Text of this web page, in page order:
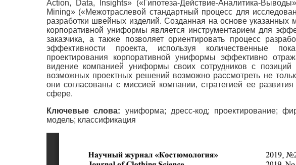
Action, Data, Insights» («Гипотеза-Действие-Аналитика-
Mining» («Межотраслевой стандартный процесс для
разработки швейных изделий. Созданная на основе указанных
корпоративной униформы является инструментарием для
заказчика, а также позволяет ориентировать процесс
эффективности проекта, используя количественные
проектирования корпоративной униформы эффективно
видение компанией униформы своих сотрудников с позиций
возможных проектных решений возможно рассмотреть не
они согласованы с миссией компании, стратегией ее
сфере.
Ключевые слова: униформа; дресс-код; проектирование;
модель; классификация